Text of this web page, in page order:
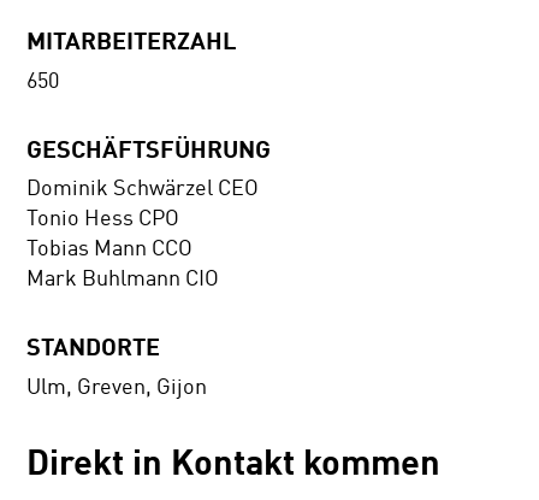
MITARBEITERZAHL
650
GESCHÄFTSFÜHRUNG
Dominik Schwärzel CEO
Tonio Hess CPO
Tobias Mann CCO
Mark Buhlmann CIO
STANDORTE
Ulm, Greven, Gijon
Direkt in Kontakt kommen